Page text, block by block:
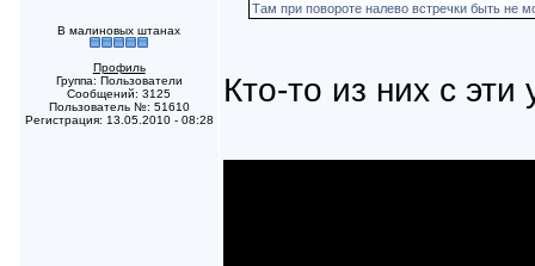
В малиновых штанах
Профиль
Группа: Пользователи
Сообщений: 3125
Пользователь №: 51610
Регистрация: 13.05.2010 - 08:28
Там при повороте налево встречки быть не
Кто-то из них с